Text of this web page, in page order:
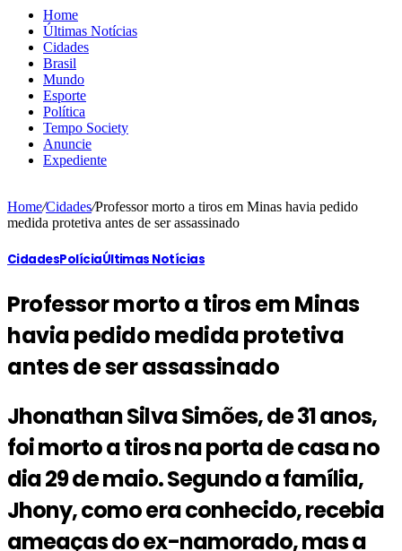
Home
Últimas Notícias
Cidades
Brasil
Mundo
Esporte
Política
Tempo Society
Anuncie
Expediente
Home/Cidades/Professor morto a tiros em Minas havia pedido
medida protetiva antes de ser assassinado
CidadesPolíciaÚltimas Notícias
Professor morto a tiros em Minas
havia pedido medida protetiva
antes de ser assassinado
Jhonathan Silva Simões, de 31 anos,
foi morto a tiros na porta de casa no
dia 29 de maio. Segundo a família,
Jhony, como era conhecido, recebia
ameaças do ex-namorado, mas a